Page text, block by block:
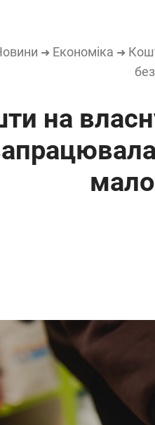
➜ Економіка ➜
на